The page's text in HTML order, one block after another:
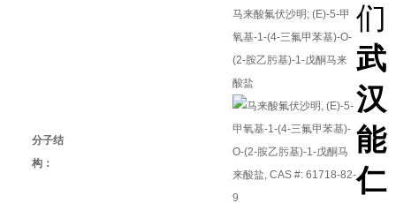
马来酸氟伏沙明; (E)-5-甲
氧基-1-(4-三氟甲苯基)-O-
(2-胺乙肟基)-1-戊酮马来
酸盐
分子结
构：
们
武
汉
能
仁